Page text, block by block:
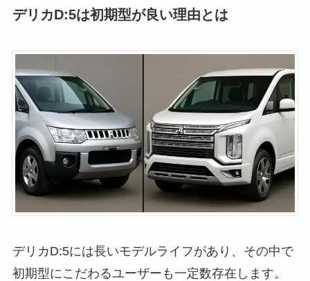
デリカD:5は初期型が良い理由とは
デリカD:5には長いモデルライフがあり、その中で
初期型にこだわるユーザーも一定数存在します。